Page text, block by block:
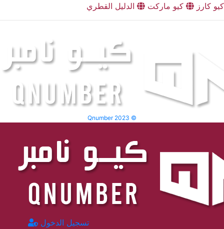
كيو كارز
كيو ماركت الدليل القطري
Qnumber 2023 ©
تسجيل الدخول